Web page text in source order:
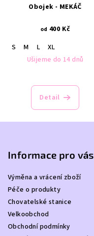
Obojek - MEKÁČ
od 400 Kč
S
M L
XL
Ušijeme do 14 dnů
Detail
Informace pro vás
Výměna a vrácení zboží
Péče o produkty
Chovatelské stanice
Velkoobchod
Obchodní podmínky